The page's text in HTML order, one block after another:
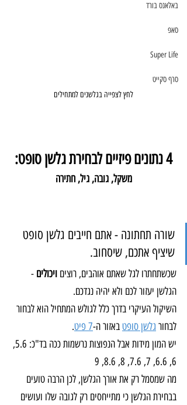
באלאנס בורד
סאפ
Super Life
סרף סקייט
לחץ לצפייה בגלשנים למתחילים
4 נתונים פיזיים לבחירת גלשן סופט:
משקל, גובה, גיל, חתירה
שורה תחתונה - אתם חייבים גלשן סופט
שיציף אתכם, שיסחוב.
שכשתחתרו לגל שאתם אוהבים, רוצים ויכולים -
הגלשן יעזור לכם ולא יהיה נגדכם.
השיקול העיקרי בדרך כלל לגולש המתחיל הוא לבחור
לבחור גלשן סופט באזור ה-7 פיט
.
יש המון מידות אבל הנפוצות נרשמות ככה בד"כ: 5.6,
6, 6.6, 7, 7.6, 8, 8.6, 9
מה שמסמל רק את אורך הגלשן, לכן הרבה טועים
בבחירת הגלשן כי מתייחסים רק לגובה שלו ועושים